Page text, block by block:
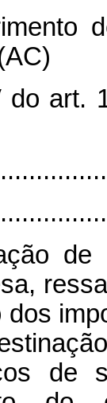
do art.
de
dos
de